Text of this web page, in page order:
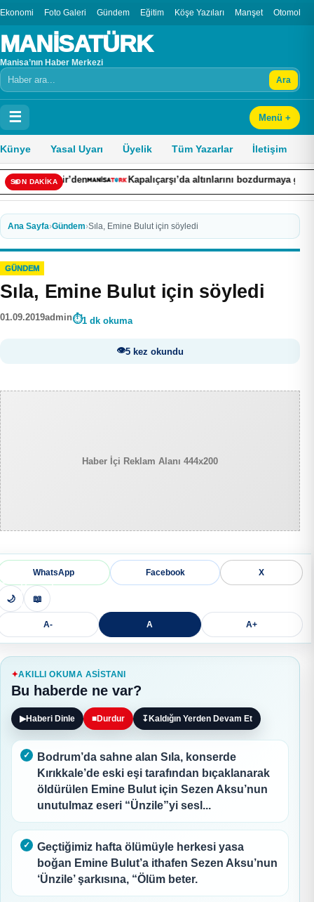
Ekonomi Foto Galeri Gündem Eğitim Köşe Yazıları Manşet Otomobil
MANİSATÜRK
Manisa’nın Haber Merkezi
Arama Ara
☰ Menü +
Künye Yasal Uyarı Üyelik Tüm Yazarlar İletişim
SON DAKİKA Kapalıçarşı’da altınlarını bozdurmaya gitmişti: Namaz
Ana Sayfa›Gündem›Sıla, Emine Bulut için söyledi
GÜNDEM
Sıla, Emine Bulut için söyledi
01.09.2019admin 1 dk okuma
5 kez okundu
Haber İçi Reklam Alanı 444x200
WhatsApp Facebook X
🌙 📖
A- A A+
AKILLI OKUMA ASISTANI
Bu haberde ne var?
▶Haberi Dinle ■Durdur ↧ Kaldığın Yerden Devam Et
Bodrum’da sahne alan Sıla, konserde
Kırıkkale’de eski eşi tarafından bıçaklanarak
öldürülen Emine Bulut için Sezen Aksu’nun
unutulmaz eseri “Ünzile”yi sesl...
Geçtiğimiz hafta ölümüyle herkesi yasa
boğan Emine Bulut’a ithafen Sezen Aksu’nun
‘Ünzile’ şarkısına, “Ölüm beter.